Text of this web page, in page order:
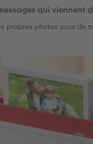
qui viennent
propres photos pour de